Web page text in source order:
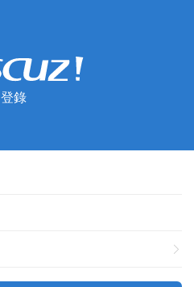
登錄